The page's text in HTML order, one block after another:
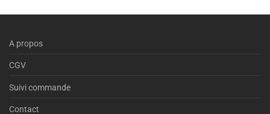
A propos
CGV
Suivi commande
Contact